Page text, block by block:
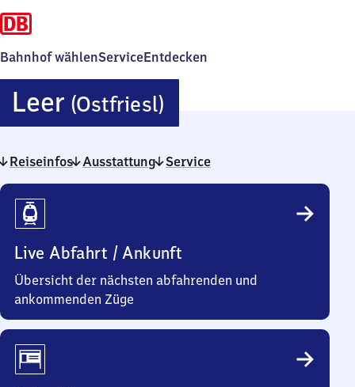
Bahnhof wählenServiceEntdecken
Leer (Ostfriesl)
(Ostfriesland)
Reiseinfos Ausstattung Service
Reiseinfos
Live Abfahrt / Ankunft
Übersicht der nächsten abfahrenden und
ankommenden Züge